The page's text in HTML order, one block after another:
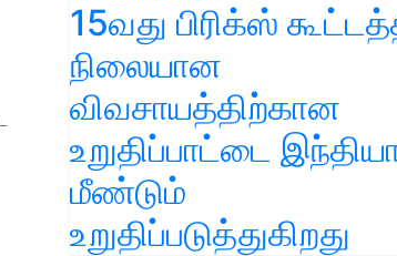
15வது பிரிக்ஸ்
நிலையான
விவசாயத்திற்கான
உறுதிப்பாட்டை
மீண்டும்
உறுதிப்படுத்துகிறது